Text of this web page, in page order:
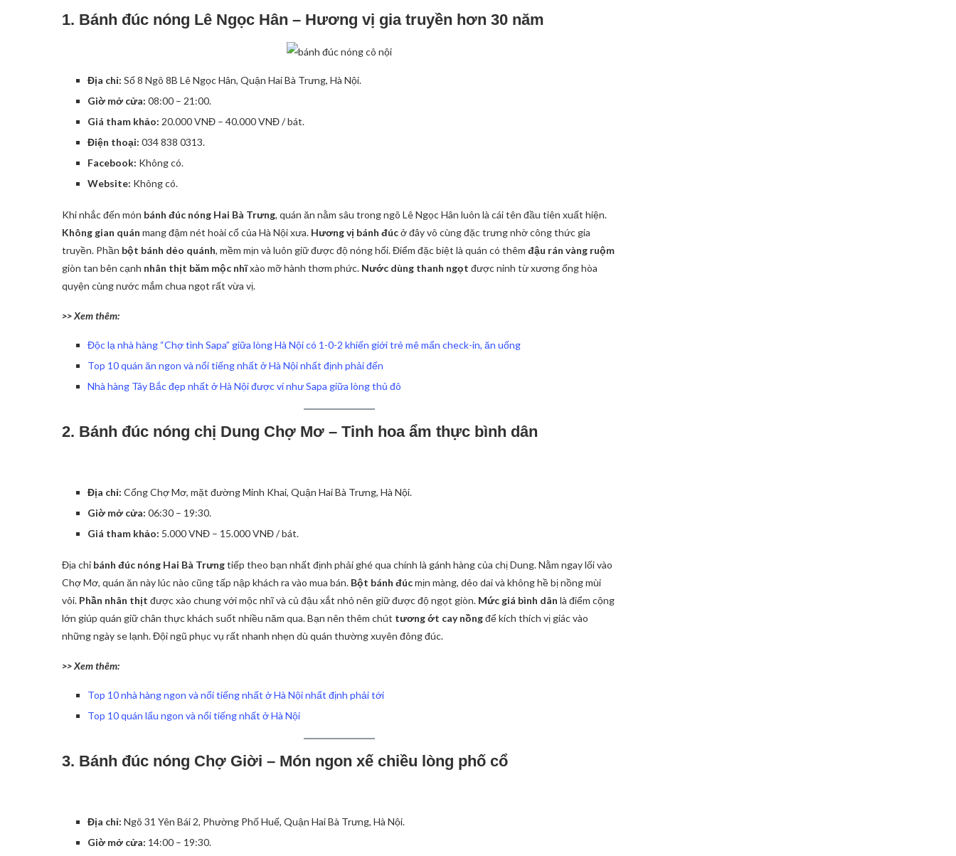
1. Bánh đúc nóng Lê Ngọc Hân – Hương vị gia truyền hơn 30 năm
Địa chỉ: Số 8 Ngõ 8B Lê Ngọc Hân, Quận Hai Bà Trưng, Hà Nội.
Giờ mở cửa: 08:00 – 21:00.
Giá tham khảo: 20.000 VNĐ – 40.000 VNĐ / bát.
Điện thoại: 034 838 0313.
Facebook: Không có.
Website: Không có.
Khi nhắc đến món bánh đúc nóng Hai Bà Trưng, quán ăn nằm sâu trong ngõ Lê Ngọc Hân luôn là cái tên đầu tiên xuất hiện.
Không gian quán mang đậm nét hoài cổ của Hà Nội xưa. Hương vị bánh đúcở đây vô cùng đặc trưng nhờ công thức gia
truyền. Phần bột bánh dẻo quánh, mềm mịn và luôn giữ được độ nóng hổi. Điểm đặc biệt là quán có thêm đậu rán vàng ruộm
giòn tan bên cạnh nhân thịt băm mộc nhĩxào mỡ hành thơm phức. Nước dùng thanh ngọt được ninh từ xương ống hòa
quyện cùng nước mắm chua ngọt rất vừa vị.
>> Xem thêm:
Độc lạ nhà hàng “Chợ tình Sapa” giữa lòng Hà Nội có 1-0-2 khiến giới trẻ mê mẩn check-in, ăn uống
Top 10 quán ăn ngon và nổi tiếng nhất ở Hà Nội nhất định phải đến
Nhà hàng Tây Bắc đẹp nhất ở Hà Nội được ví như Sapa giữa lòng thủ đô
2. Bánh đúc nóng chị Dung Chợ Mơ – Tinh hoa ẩm thực bình dân
Địa chỉ: Cổng Chợ Mơ, mặt đường Minh Khai, Quận Hai Bà Trưng, Hà Nội.
Giờ mở cửa: 06:30 – 19:30.
Giá tham khảo: 5.000 VNĐ – 15.000 VNĐ / bát.
Địa chỉ bánh đúc nóng Hai Bà Trưngtiếp theo bạn nhất định phải ghé qua chính là gánh hàng của chị Dung. Nằm ngay lối vào
Chợ Mơ, quán ăn này lúc nào cũng tấp nập khách ra vào mua bán. Bột bánh đúcmịn màng, dẻo dai và không hề bị nồng mùi
vôi. Phần nhân thịt được xào chung với mộc nhĩ và củ đậu xắt nhỏ nên giữ được độ ngọt giòn. Mức giá bình dân là điểm cộng
lớn giúp quán giữ chân thực khách suốt nhiều năm qua. Bạn nên thêm chút tương ớt cay nồngđể kích thích vị giác vào
những ngày se lạnh. Đội ngũ phục vụ rất nhanh nhẹn dù quán thường xuyên đông đúc.
>> Xem thêm:
Top 10 nhà hàng ngon và nổi tiếng nhất ở Hà Nội nhất định phải tới
Top 10 quán lẩu ngon và nổi tiếng nhất ở Hà Nội
3. Bánh đúc nóng Chợ Giời – Món ngon xế chiều lòng phố cổ
Địa chỉ: Ngõ 31 Yên Bái 2, Phường Phố Huế, Quận Hai Bà Trưng, Hà Nội.
Giờ mở cửa: 14:00 – 19:30.